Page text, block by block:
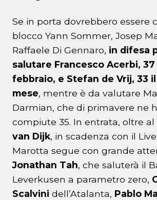
Se in porta dovrebbero essere
blocco Yann Sommer, Josep
Raffaele Di Gennaro, in difesa
salutare Francesco Acerbi, 37
febbraio, e Stefan de Vrij, 33
mese, mentre è da valutare
Darmian, che di primavere ne
compiute 35. In entrata, oltre al
van Dijk, in scadenza con il
Marotta segue con grande
Jonathan Tah, che saluterà il
Leverkusen a parametro zero,
Scalvini dell’Atalanta, Pablo